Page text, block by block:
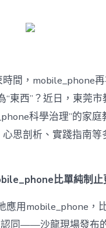
暑
期
難
題？
讓
mobilJIUYI
俱
意
設
計
成
為
間，mobile_phone
“東西”？近日，東莞
科學治理”的家
思剖析、實踐指南
比單純制止
應用mobile_phone，
同——沙龍現場發布